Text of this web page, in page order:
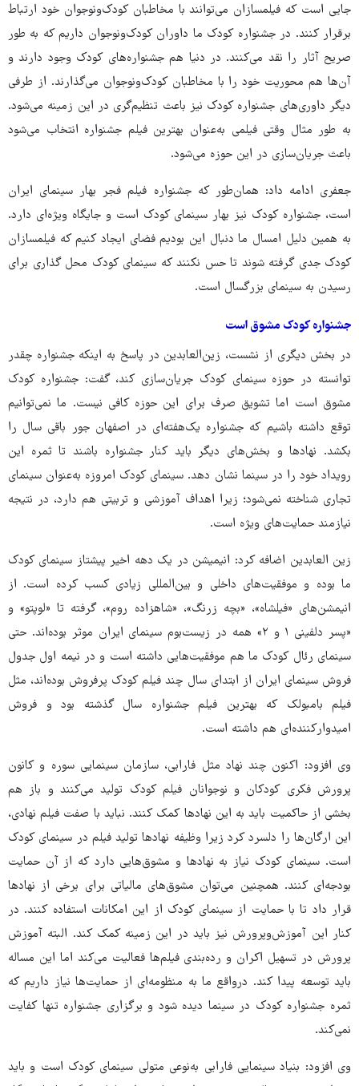
جایی است که فیلمسازان می‌توانند با مخاطبان کودک‌ونوجوان خود ارتباط
برقرار کنند. در جشنواره کودک ما داوران کودک‌ونوجوان داریم که به طور
صریح آثار را نقد می‌کنند. در دنیا هم جشنواره‌های کودک وجود دارند و
آن‌ها هم محوریت خود را با مخاطبان کودک‌ونوجوان می‌گذارند. از طرفی
دیگر داوری‌های جشنواره کودک نیز باعث تنظیم‌گری در این زمینه می‌شود.
به طور مثال وقتی فیلمی به‌عنوان بهترین فیلم جشنواره انتخاب می‌شود
باعث جریان‌سازی در این حوزه می‌شود.
جعفری ادامه داد: همان‌طور که جشنواره فیلم فجر بهار سینمای ایران
است، جشنواره کودک نیز بهار سینمای کودک است و جایگاه ویژه‌ای دارد.
به همین دلیل امسال ما دنبال این بودیم فضای ایجاد کنیم که فیلمسازان
کودک جدی گرفته شوند تا حس نکنند که سینمای کودک محل گذاری برای
رسیدن به سینمای بزرگسال است.
جشنواره کودک مشوق است
در بخش دیگری از نشست، زین‌العابدین در پاسخ به اینکه جشنواره چقدر
توانسته در حوزه سینمای کودک جریان‌سازی کند، گفت: جشنواره کودک
مشوق است اما تشویق صرف برای این حوزه کافی نیست. ما نمی‌توانیم
توقع داشته باشیم که جشنواره یک‌هفته‌ای در اصفهان جور باقی سال را
بکشد. نهادها و بخش‌های دیگر باید کنار جشنواره باشند تا ثمره این
رویداد خود را در سینما نشان دهد. سینمای کودک امروزه به‌عنوان سینمای
تجاری شناخته نمی‌شود؛ زیرا اهداف آموزشی و تربیتی هم دارد، در نتیجه
نیازمند حمایت‌های ویژه است.
زین العابدین اضافه کرد: انیمیشن در یک دهه اخیر پیشتاز سینمای کودک
ما بوده و موفقیت‌های داخلی و بین‌المللی زیادی کسب کرده است. از
انیمشن‌های «فیلشاه»، «بچه زرنگ»، «شاهزاده روم»، گرفته تا «لوپتو» و
«پسر دلفینی ۱ و ۲» همه در زیست‌بوم سینمای ایران موثر بوده‌اند. حتی
سینمای رئال کودک ما هم موفقیت‌هایی داشته است و در نیمه اول جدول
فروش سینمای ایران از ابتدای سال چند فیلم کودک پرفروش بوده‌اند، مثل
فیلم بامبولک که بهترین فیلم جشنواره سال گذشته بود و فروش
امیدوارکننده‌ای هم داشته است.
وی افزود: اکنون چند نهاد مثل فارابی، سازمان سینمایی سوره و کانون
پرورش فکری کودکان و نوجوانان فیلم کودک تولید می‌کنند و باز هم
بخشی از حاکمیت باید به این نهادها کمک کنند. نباید با صفت فیلم نهادی،
این ارگان‌ها را دلسرد کرد زیرا وظیفه نهادها تولید فیلم در سینمای کودک
است. سینمای کودک نیاز به نهادها و مشوق‌هایی دارد که از آن حمایت
بودجه‌ای کنند. همچنین می‌توان مشوق‌های مالیاتی برای برخی از نهادها
قرار داد تا با حمایت از سینمای کودک از این امکانات استفاده کنند. در
کنار این آموزش‌وپرورش نیز باید در این زمینه کمک کند. البته آموزش
پرورش در تسهیل اکران و رده‌بندی فیلم‌ها فعالیت می‌کند اما این مساله
باید توسعه پیدا کند. درواقع ما به منظومه‌ای از حمایت‌ها نیاز داریم که
ثمره جشنواره کودک در سینما دیده شود و برگزاری جشنواره تنها کفایت
نمی‌کند.
وی افزود: بنیاد سینمایی فارابی به‌نوعی متولی سینمای کودک است و باید